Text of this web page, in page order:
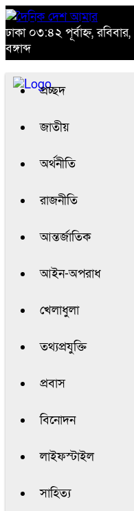
ঢাকা ০৩:৪২ পূর্বাহ্ন,
বঙ্গাব্দ
প্রচ্ছদ
জাতীয়
অর্থনীতি
রাজনীতি
আন্তর্জাতিক
আইন-অপরাধ
খেলাধুলা
তথ্যপ্রযুক্তি
প্রবাস
বিনোদন
লাইফস্টাইল
সাহিত্য